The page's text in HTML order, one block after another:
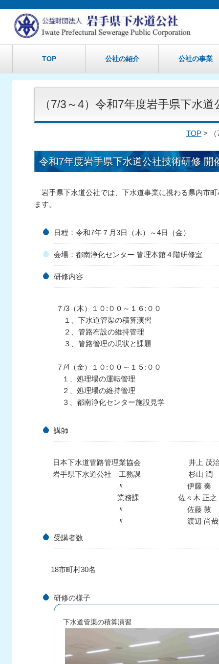
TOP 公社の紹介 公社の事業
（7/3～4）令和7年度岩手県下水
TOP > （
令和7年度岩手県下水道公社技術研修 開
岩手県下水道公社では、下水道事業に携わる県内市
ます。
日程：令和7年７月3日（木）～4日（金）
会場：都南浄化センター 管理本館４階研修室
研修
７/3（木）１０:００～１６:００
１、下水道管渠の積算演習
２、管路布設の維持管理
３、管路管理の現状と課題
７/4（金）１０:００～１５:００
１、処理場の運転管理
２、処理場の維持管理
３、都南浄化センター施設見学
講師
日本下水道管路管理業協会 井上 茂
岩手県下水道公社 工務課 杉山 潤
〃 伊藤 奏
業務課 佐々木 正之
〃 佐藤
〃 渡辺 尚
受講者数
18市町村30名
研修の様子
下水道管渠の積算演習